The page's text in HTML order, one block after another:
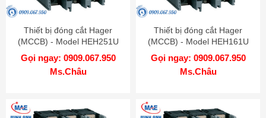
Thiết bị đóng cắt Hager
(MCCB) - Model HEH251U
Gọi ngay: 0909.067.950
Ms.Châu
Thiết bị đóng cắt Hager
(MCCB) - Model HEH161U
Gọi ngay: 0909.067.950
Ms.Châu